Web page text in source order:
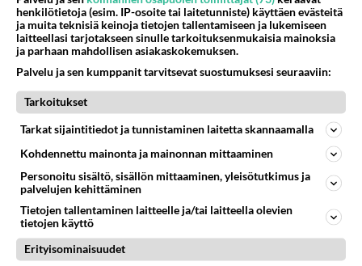
Vastattu 10v
Mistä kurpitsa?
Siis mistä saisi niitä kurpitsoita? Ajattelin tänä vuonna
tehdä parit kurpitsalyhdyt ja mietin, mistä sen
28.10.2005 08:59
HALLOWEEN Vastattu 10v
Pelottavat leikit / Juhlat
pelottavia leikkejä Halloween juhliin ? Tai muita ideoita
niihin Hal...
20.10.2008 13:02 8 5623 0
henkilötietoja (esim. IP-osoite tai laitetunniste) käyttäen evästeitä
ja muita teknisiä keinoja tietojen tallentamiseen ja lukemiseen
laitteellasi tarjotakseen sinulle tarkoituksenmukaisia mainoksia
ja parhaan mahdollisen asiakaskokemuksen.
Palvelu ja sen kumppanit tarvitsevat suostumuksesi seuraaviin:
Tarkoitukset
Tarkat sijaintitiedot ja tunnistaminen laitetta skannaamalla
Kohdennettu mainonta ja mainonnan mittaaminen
Personoitu sisältö, sisällön mittaaminen, yleisötutkimus ja
palvelujen kehittäminen
Tietojen tallentaminen laitteelle ja/tai laitteella olevien
tietojen käyttö
Erityisominaisuudet